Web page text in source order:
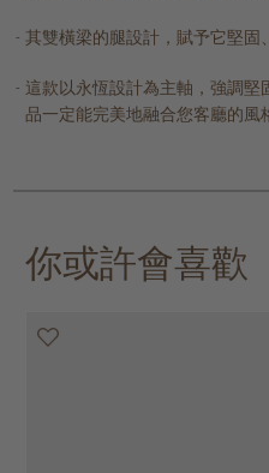
其雙橫梁的腿設計，賦予它堅固
這款以永恆設計為主軸，強調
品一定能完美地融合您客廳的風
你或許會喜歡